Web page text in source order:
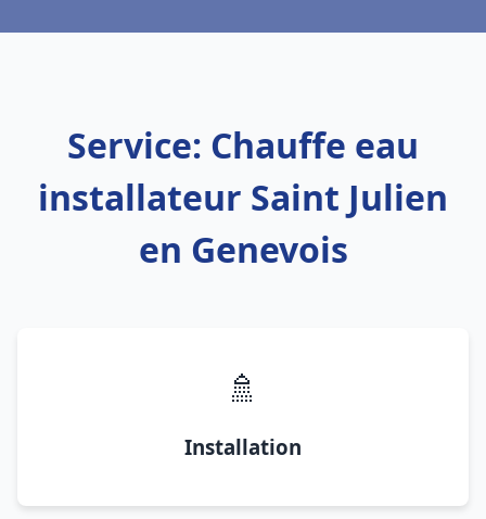
Service: Chauffe eau
installateur Saint Julien
en Genevois
🚿
Installation